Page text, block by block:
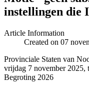
instellingen die
Article Information
Created on 07
Provinciale Staten van
vrijdag 7 november 2025,
Begroting 2026